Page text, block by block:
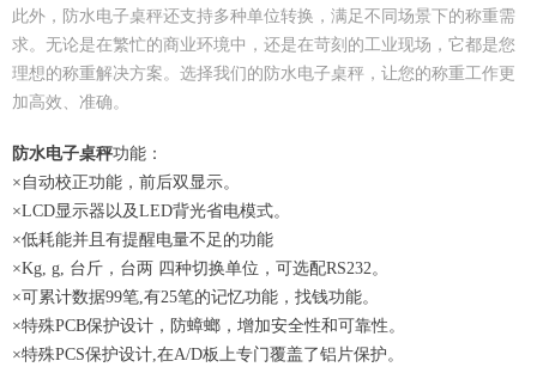
此外，防水电子桌秤还支持多种单位转换，满足不同场景下的称重需
求。无论是在繁忙的商业环境中，还是在苛刻的工业现场，它都是您
理想的称重解决方案。选择我们的防水电子桌秤，让您的称重工作更
加高效、准确。
防水电子桌秤功能：
×自动校正功能，前后双显示。
×LCD显示器以及LED背光省电模式。
×低耗能并且有提醒电量不足的功能
×Kg, g, 台斤，台两 四种切换单位，可选配RS232。
×可累计数据99笔,有25笔的记忆功能，找钱功能。
×特殊PCB保护设计，防蟑螂，增加安全性和可靠性。
×特殊PCS保护设计,在A/D板上专门覆盖了铝片保护。